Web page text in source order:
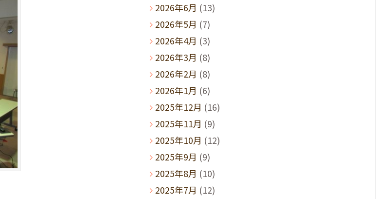
2026年6月 (13)
2026年5月 (7)
2026年4月 (3)
2026年3月 (8)
2026年2月 (8)
2026年1月 (6)
2025年12月 (16)
2025年11月 (9)
2025年10月 (12)
2025年9月 (9)
2025年8月 (10)
2025年7月 (12)